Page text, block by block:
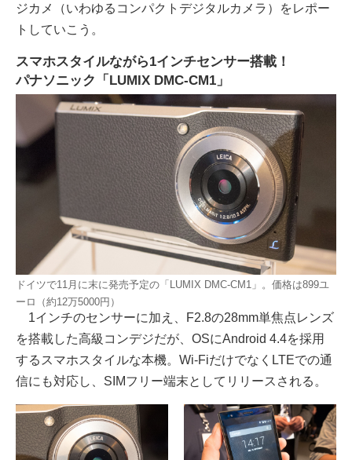
ジカメ（いわゆるコンパクトデジタルカメラ）をレポー
トしていこう。
スマホスタイルながら1インチセンサー搭載！
パナソニック「LUMIX DMC-CM1」
ドイツで11月に末に発売予定の「LUMIX DMC-CM1」。価格は899ユ
ーロ（約12万5000円）
1インチのセンサーに加え、F2.8の28mm単焦点レンズ
を搭載した高級コンデジだが、OSにAndroid 4.4を採用
するスマホスタイルな本機。Wi-FiだけでなくLTEでの通
信にも対応し、SIMフリー端末としてリリースされる。